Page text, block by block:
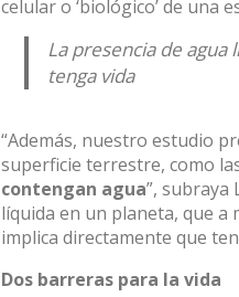
celular o ‘biológico’ de
La presencia de
tenga vida
“Además, nuestro estudio
superficie terrestre, como
contengan agua”, subraya
líquida en un planeta, que a
implica directamente que
Dos barreras para la vida